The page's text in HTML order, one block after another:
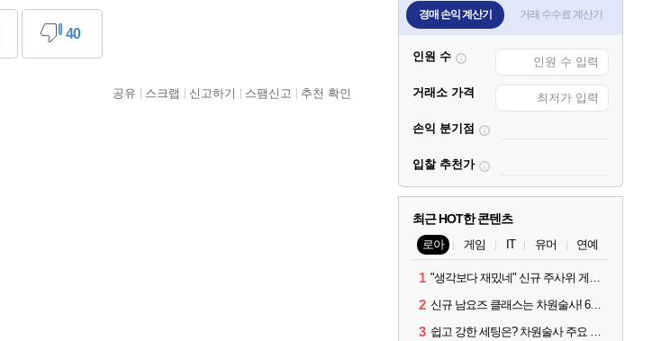
40
공유 스크랩 신고하기 스팸신고 추천 확인
경매 손익 계산기 거래 수수료 계산기
인원 수
거래소 가격
손익 분기점
입찰 추천가
최근 HOT한 콘텐츠
로아 게임 IT 유머 연예
1 "생각보다 재밌네" 신규 주사위 게임 티카투카 호평
2 신규 남요즈 클래스는 차원술사! 6월 20일 로아온 썸머 정리
3 쉽고 강한 세팅은? 차원술사 주요 빌드와 스킬 코드